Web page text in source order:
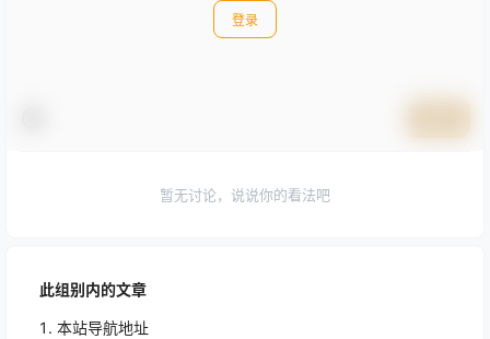
此组别内的文章
本站导航地址
登录
暂无讨论，说说你的看法吧